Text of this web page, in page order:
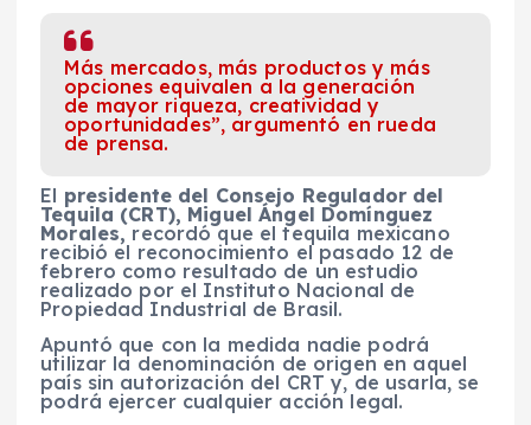
Más mercados, más productos y más
opciones equivalen a la generación
de mayor riqueza, creatividad y
oportunidades”, argumentó en rueda
de prensa.
El presidente del Consejo Regulador del
Tequila (CRT), Miguel Ángel Domínguez
Morales, recordó que el tequila mexicano
recibió el reconocimiento el pasado 12 de
febrero como resultado de un estudio
realizado por el Instituto Nacional de
Propiedad Industrial de Brasil.
Apuntó que con la medida nadie podrá
utilizar la denominación de origen en aquel
país sin autorización del CRT y, de usarla, se
podrá ejercer cualquier acción legal.